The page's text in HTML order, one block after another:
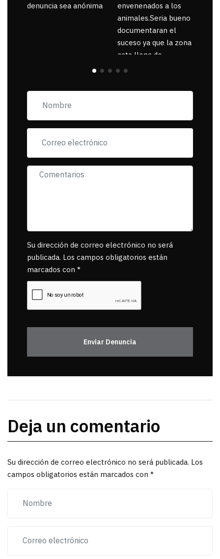
denuncia sea anónima
envenenados a los
animales.Seria bueno
documentaran el
suceso ya que la zona
esta llena de
pancartas de
exigiendo al asesino
muerta.
Su dirección de correo electrónico no será
publicada. Los campos obligatorios están
marcados con *
Enviar Denuncia
Deja un comentario
Su dirección de correo electrónico no será publicada. Los
campos obligatorios están marcados con *